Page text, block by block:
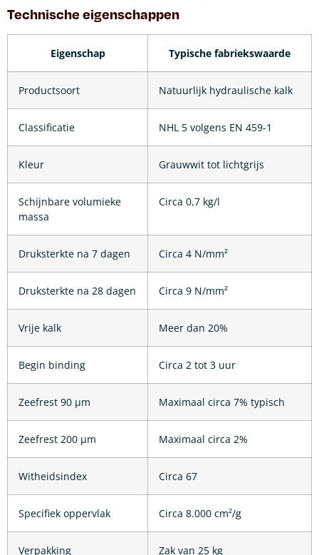
Technische eigenschappen
Eigenschap Typische fabriekswaarde
Productsoort Natuurlijk hydraulische kalk
Classificatie NHL 5 volgens EN 459-1
Kleur Grauwwit tot lichtgrijs
Schijnbare volumieke
massa
Circa 0,7 kg/l
Druksterkte na 7 dagen Circa 4 N/mm²
Druksterkte na 28 dagen Circa 9 N/mm²
Vrije kalk Meer dan 20%
Begin binding Circa 2 tot 3 uur
Zeefrest 90 µm Maximaal circa 7% typisch
Zeefrest 200 µm Maximaal circa 2%
Witheidsindex Circa 67
Specifiek oppervlak Circa 8.000 cm²/g
Verpakking Zak van 25 kg